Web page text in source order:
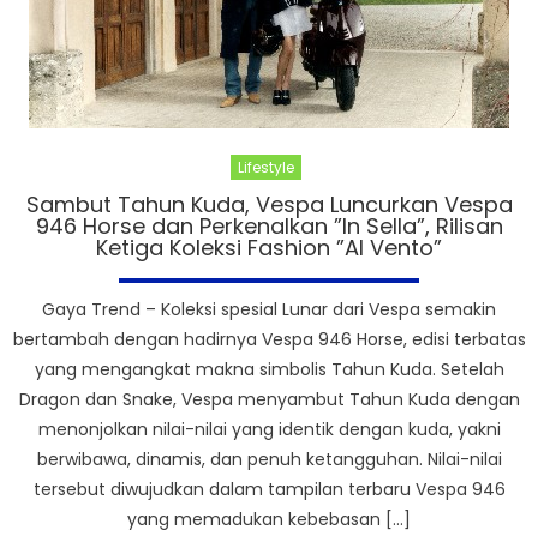
Lifestyle
Sambut Tahun Kuda, Vespa Luncurkan Vespa
946 Horse dan Perkenalkan ”In Sella”, Rilisan
Ketiga Koleksi Fashion ”Al Vento”
Gaya Trend – Koleksi spesial Lunar dari Vespa semakin
bertambah dengan hadirnya Vespa 946 Horse, edisi terbatas
yang mengangkat makna simbolis Tahun Kuda. Setelah
Dragon dan Snake, Vespa menyambut Tahun Kuda dengan
menonjolkan nilai-nilai yang identik dengan kuda, yakni
berwibawa, dinamis, dan penuh ketangguhan. Nilai-nilai
tersebut diwujudkan dalam tampilan terbaru Vespa 946
yang memadukan kebebasan […]